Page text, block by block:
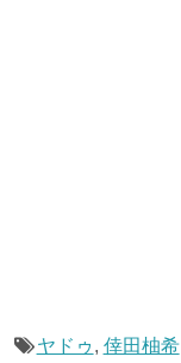
ヤドゥ , 倖田柚希